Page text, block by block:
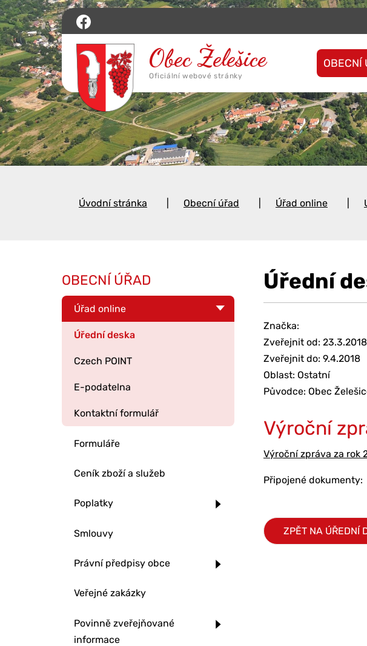
OBECNÍ
Úvodní stránka Obecní úřad Úřad online
Úřední
Značka:
Zveřejnit od: 23.3.2018
Zveřejnit do: 9.4.2018
Oblast: Ostatní
Původce: Obec
Výroční
Výroční zpráva za rok
Připojené dokumenty:
ZPĚT NA ÚŘEDNÍ
OBECNÍ ÚŘAD
Úřad online
Úřední deska
Czech POINT
E-podatelna
Kontaktní formulář
Formuláře
Ceník zboží a služeb
Poplatky
Smlouvy
Právní předpisy obce
Veřejné zakázky
Povinně zveřejňované
informace